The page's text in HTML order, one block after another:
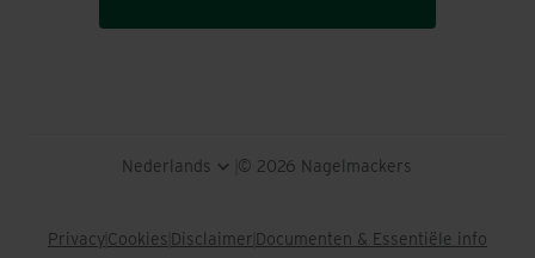
Nederlands © 2026 Nagelmackers
PrivacyCookies Disclaimer Documenten & Essentiële info